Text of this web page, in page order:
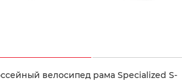
велосипед рама Specialized S-